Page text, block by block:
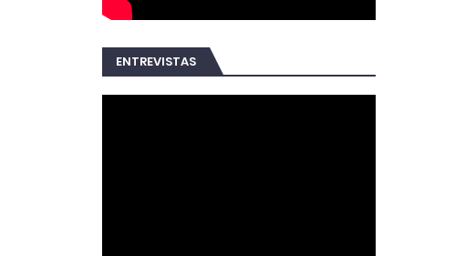
ENTREVISTAS